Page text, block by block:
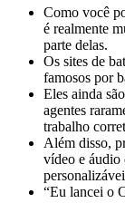
Como você
é realmente
parte delas.
Os sites de
famosos por
Eles ainda
agentes
trabalho
Além disso,
vídeo e áudio
“Eu lancei o